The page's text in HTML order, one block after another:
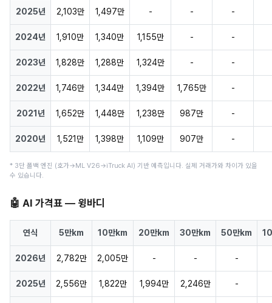
2025년 2,103만 1,497만 - - -
2024년 1,910만 1,340만 1,155만 - -
2023년 1,828만 1,288만 1,324만 - -
2022년 1,746만 1,344만 1,394만 1,765만 -
2021년 1,652만 1,448만 1,238만 987만 -
2020년 1,521만 1,398만 1,109만 907만 -
* 3단 폴백 엔진 (호가→ML V26→iTruck AI) 기반 예측입니다. 실제 거래가와 차이가 있을
수 있습니다.
🤖 AI 가격표 — 윙바디
연식 5만km 10만km 20만km 30만km 50만km
2026년 2,782만 2,005만 - - -
2025년 2,556만 1,822만 1,994만 2,246만 -